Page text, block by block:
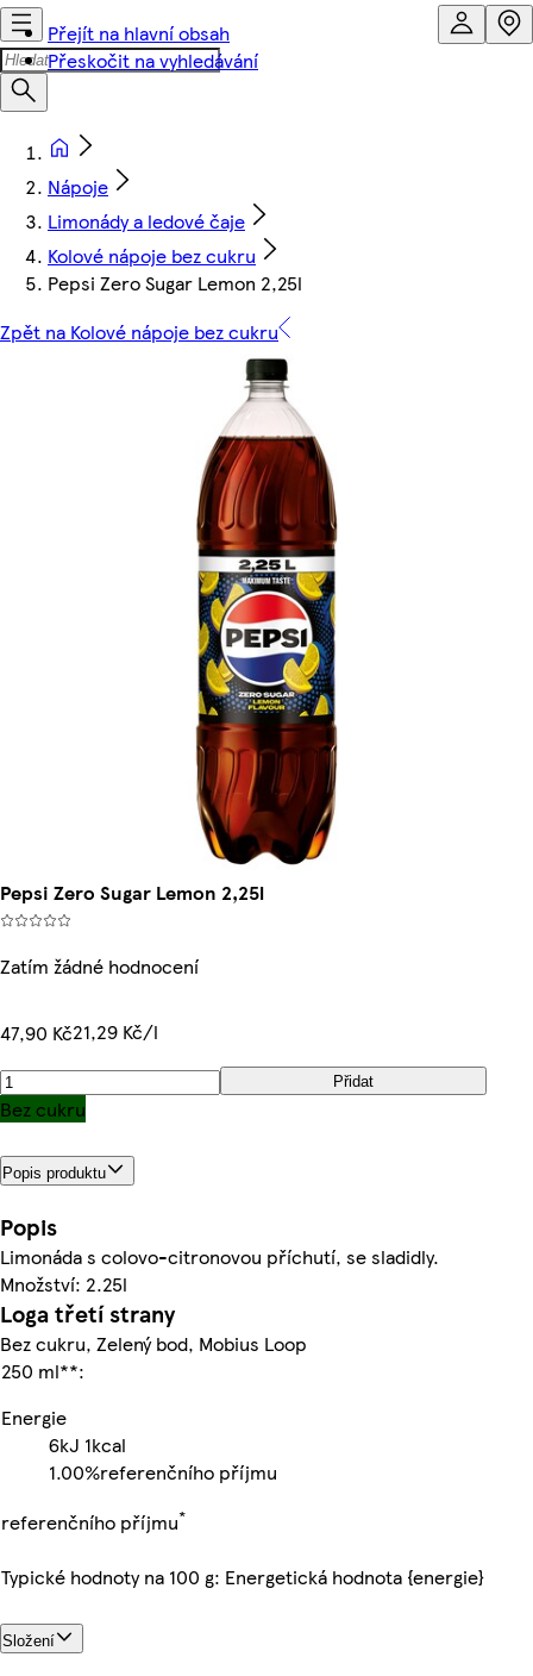
Přejít na hlavní obsah
Přeskočit na vyhledávání
Nápoje
Limonády a ledové čaje
Kolové nápoje bez cukru
Pepsi Zero Sugar Lemon 2,25l
Zpět na Kolové nápoje bez cukru
Pepsi Zero Sugar Lemon 2,25l
Zatím žádné hodnocení
47,90 Kč21,29 Kč/l
Přidat
Bez cukru
Popis produktu
Popis
Limonáda s colovo-citronovou příchutí, se sladidly.
Množství: 2.25l
Loga třetí strany
Bez cukru, Zelený bod, Mobius Loop
250 ml**:
Energie
6kJ 1kcal
1.00%referenčního příjmu
referenčního příjmu*
Typické hodnoty na 100 g: Energetická hodnota {energie}
Složení